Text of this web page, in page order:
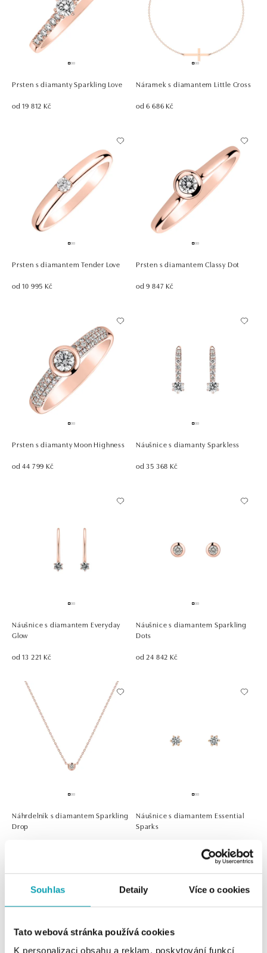
Souhlas Detaily Více o cookies
Tato webová stránka používá cookies
K personalizaci obsahu a reklam, poskytování funkcí
Prsten s diamanty Sparkling Love
od 19 812 Kč
Náramek s diamantem Little Cross
od 6 686 Kč
Prsten s diamantem Tender Love
od 10 995 Kč
Prsten s diamantem Classy Dot
od 9 847 Kč
Prsten s diamanty Moon Highness
od 44 799 Kč
Náušnice s diamanty Sparkless
od 35 368 Kč
Náušnice s diamantem Everyday
Glow
od 13 221 Kč
Náušnice s diamantem Sparkling
Dots
od 24 842 Kč
Náhrdelník s diamantem Sparkling
Drop
Náušnice s diamantem Essential
Sparks